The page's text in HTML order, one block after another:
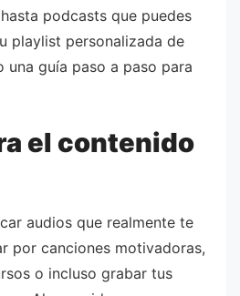
podcasts que puedes
playlist personalizada de
una guía paso a paso para
el contenido
audios que realmente te
por canciones motivadoras,
o incluso grabar tus